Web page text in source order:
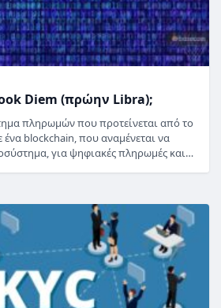
Diem (πρώην Libra);
πληρωμών που προτείνεται από το
ένα blockchain, που αναμένεται να
για ψηφιακές πληρωμές και…